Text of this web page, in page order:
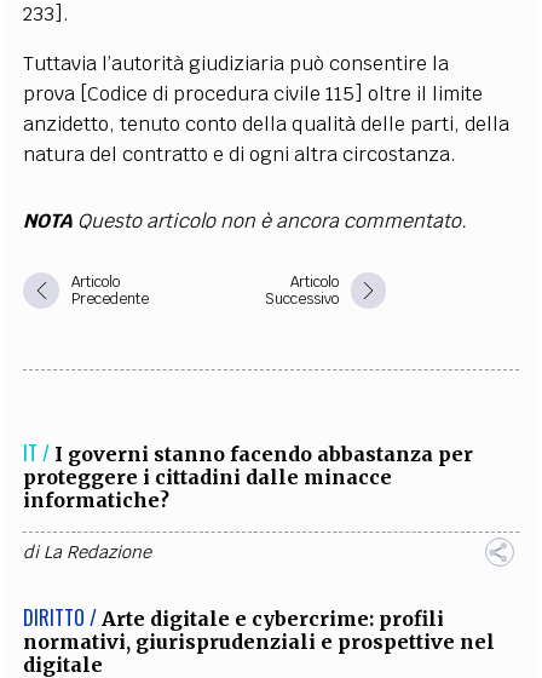
233].
Tuttavia l’autorità giudiziaria può consentire la
prova [Codice di procedura civile 115] oltre il limite
anzidetto, tenuto conto della qualità delle parti, della
natura del contratto e di ogni altra circostanza.
NOTA Questo articolo non è ancora commentato.
Articolo
Precedente
Articolo
Successivo
IT / I governi stanno facendo abbastanza per
proteggere i cittadini dalle minacce
informatiche?
diLa Redazione
DIRITTO / Arte digitale e cybercrime: profili
normativi, giurisprudenziali e prospettive nel
digitale